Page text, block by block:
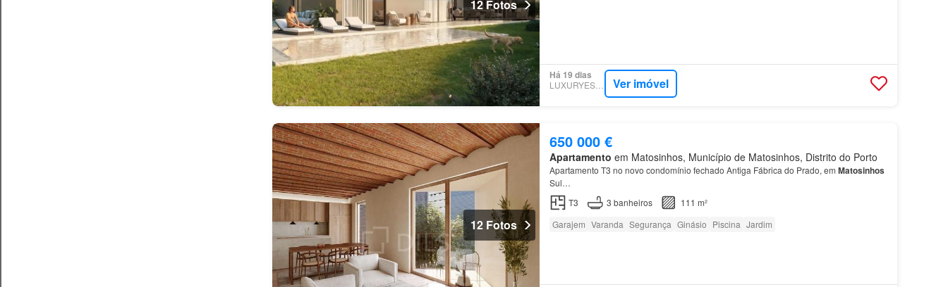
12 Fotos
Há 19 dias
LUXURYESTATE Ver imóvel
12 Fotos
650 000 €
Apartamento em Matosinhos, Município de Matosinhos, Distrito do Porto
Apartamento T3 no novo condomínio fechado Antiga Fábrica do Prado, em Matosinhos
Sul…
T3
3 banheiros
111 m²
Garajem Varanda Segurança Ginásio Piscina Jardim